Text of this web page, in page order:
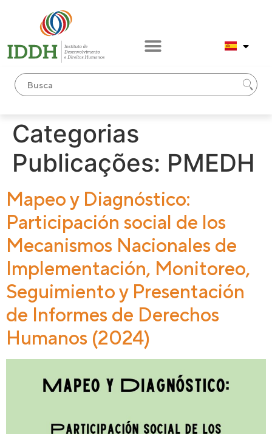
Categorias
Publicações: PMEDH
Mapeo y Diagnóstico:
Participación social de los
Mecanismos Nacionales de
Implementación, Monitoreo,
Seguimiento y Presentación
de Informes de Derechos
Humanos (2024)